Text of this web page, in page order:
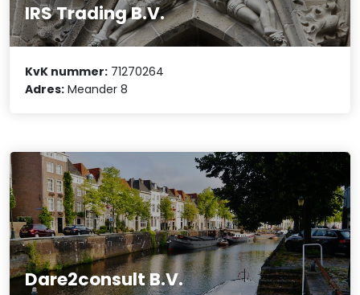
IRS Trading B.V.
KvK nummer: 71270264
Adres: Meander 8
Dare2consult B.V.